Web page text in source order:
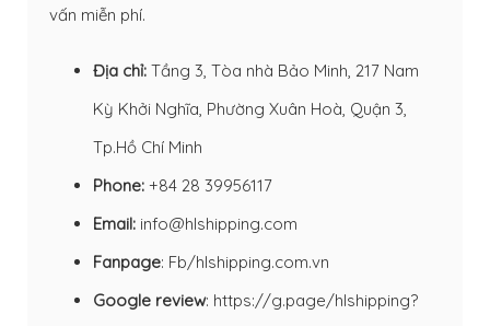
vấn miễn phí.
Địa chỉ: Tầng 3, Tòa nhà Bảo Minh, 217 Nam
Kỳ Khởi Nghĩa, Phường Xuân Hoà, Quận 3,
Tp.Hồ Chí Minh
Phone: +84 28 39956117
Email: info@hlshipping.com
Fanpage: Fb/hlshipping.com.vn
Google review: https://g.page/hlshipping?